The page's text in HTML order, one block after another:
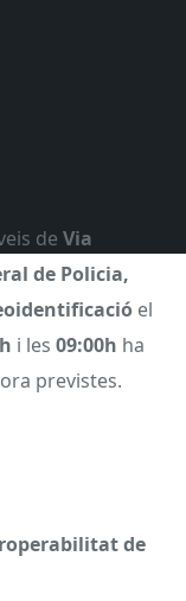
de Via
de Policia,
el
i les 09:00h ha
previstes.
de